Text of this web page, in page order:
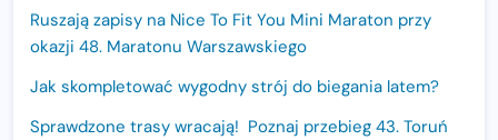
Ruszają zapisy na Nice To Fit You Mini Maraton przy
okazji 48. Maratonu Warszawskiego
Jak skompletować wygodny strój do biegania latem?
Sprawdzone trasy wracają! Poznaj przebieg 43. Toruń